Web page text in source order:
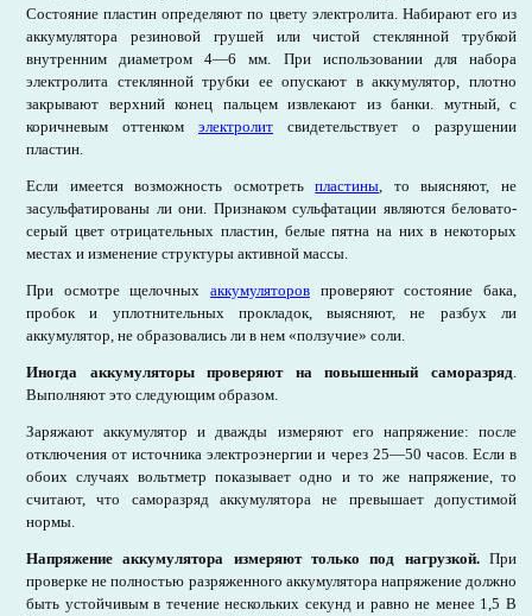
Состояние пластин определяют по цвету электролита. Набирают его из
аккумулятора резиновой грушей или чистой стеклянной трубкой
внутренним диаметром 4—6 мм. При использовании для набора
электролита стеклянной трубки ее опускают в аккумулятор, плотно
закрывают верхний конец пальцем извлекают из банки. мутный, с
коричневым оттенком электролит свидетельствует о разрушении
пластин.
Если имеется возможность осмотретьпластины, то выясняют, не
засульфатированы ли они. Признаком сульфатации являются беловато-
серый цвет отрицательных пластин, белые пятна на них в некоторых
местах и изменение структуры активной массы.
При осмотре щелочных аккумуляторов проверяют состояние бака,
пробок и уплотнительных прокладок, выясняют, не разбух ли
аккумулятор, не образовались ли в нем «ползучие» соли.
Иногда аккумуляторы проверяют на повышенный саморазряд.
Выполняют это следующим образом.
Заряжают аккумулятор и дважды измеряют его напряжение: после
отключения от источника электроэнергии и через 25—50 часов. Если в
обоих случаях вольтметр показывает одно и то же напряжение, то
считают, что саморазряд аккумулятора не превышает допустимой
нормы.
Напряжение аккумулятора измеряют только под нагрузкой.При
проверке не полностью разряженного аккумулятора напряжение должно
быть устойчивым в течение нескольких секунд и равно не менее 1,5 В